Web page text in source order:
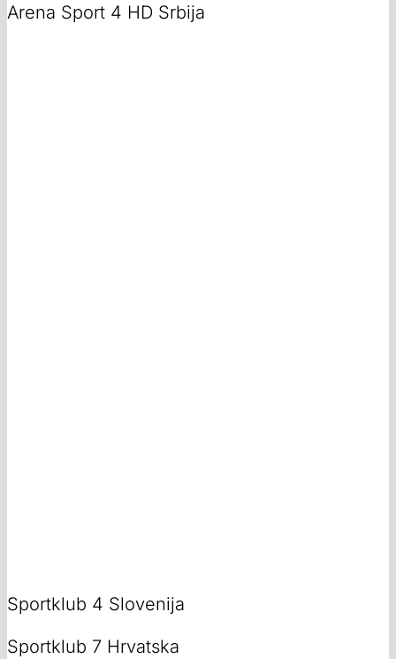
Arena Sport 4 HD Srbija
Sportklub 4 Slovenija
Sportklub 7 Hrvatska